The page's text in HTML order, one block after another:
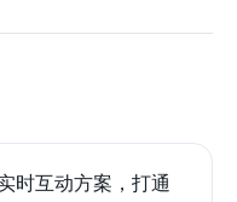
时互动方案，打通